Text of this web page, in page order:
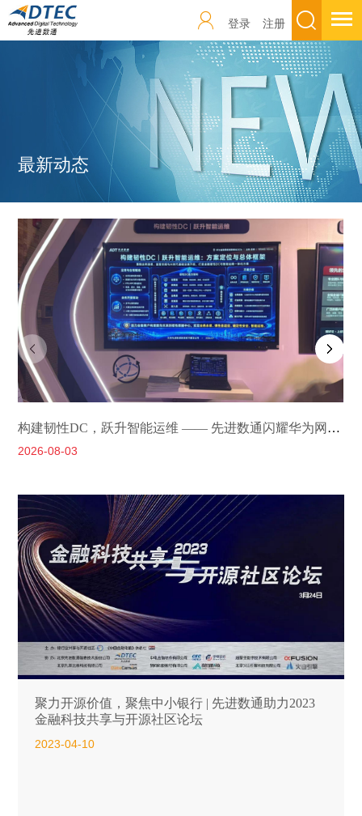
登录 注册
最新动态
构建韧性DC，跃升智能运维 —— 先进数通闪耀华为网络金融创新峰会2026
2026-08-03
聚力开源价值，聚焦中小银行 | 先进数通助力2023
金融科技共享与开源社区论坛
2023-04-10